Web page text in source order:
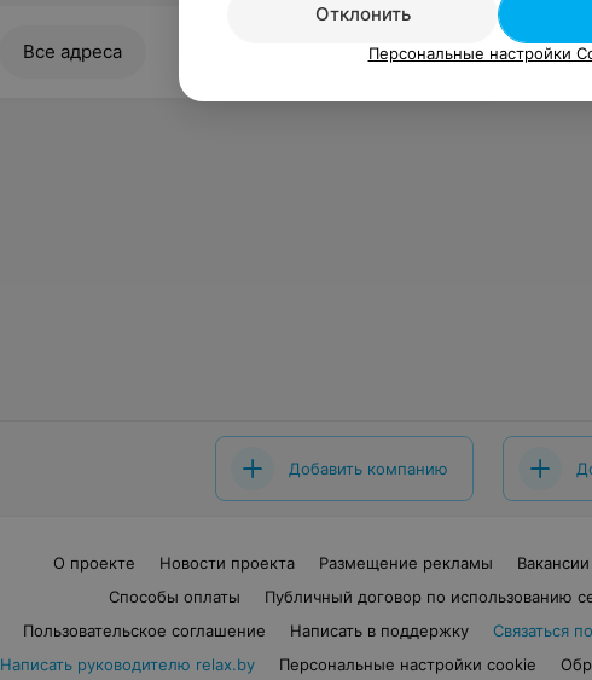
Все адреса
Добавить компанию
О проекте Новости проекта Размещение рекламы Вакансии
Способы оплаты
Публичный договор по использованию
Пользовательское соглашение
Написать в поддержку
Связаться
Написать руководителю relax.by
Персональные настройки cookie
Отклонить
Персональные настройки